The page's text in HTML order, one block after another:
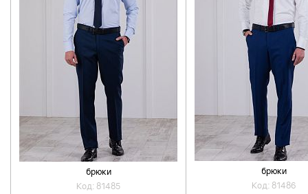
брюки
Код: 81485
брюки
Код: 81486